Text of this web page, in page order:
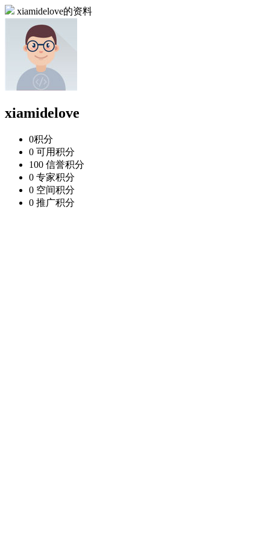
xiamidelove的资料
xiamidelove
0积分
0 可用积分
100 信誉积分
0 专家积分
0 空间积分
0 推广积分